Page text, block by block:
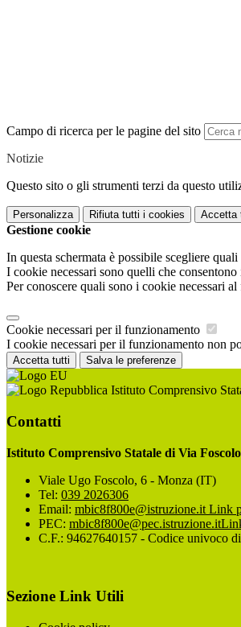
Campo di ricerca per le pagine del sito
Notizie
Questo sito o gli strumenti terzi da questo
Personalizza Rifiuta tutti i cookies Accetta
Gestione cookie
In questa schermata è possibile scegliere
I cookie necessari sono quelli che
Per conoscere quali sono i cookie necessari
Cookie necessari per il funzionamento
I cookie necessari per il funzionamento non
Accetta tutti Salva le preferenze
Istituto Comprensivo
Contatti
Istituto Comprensivo Statale di Via Foscolo
Viale Ugo Foscolo, 6 - Monza (IT)
Tel: 039 2026306
Email: mbic8f800e@istruzione.it Link
PEC: mbic8f800e@pec.istruzione.it
C.F.: 94627640157 - Codice univoco
Sezione Link Utili